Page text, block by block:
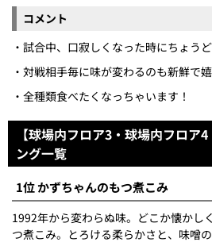
コメント
・試合中、口寂しくなった時にちょうど
・対戦相手毎に味が変わるのも新鮮で嬉
・全種類食べたくなっちゃいます！
【球場内フロア3・球場内フロア
ング一覧
1位 かずちゃんのもつ煮こみ
1992年から変わらぬ味。どこか懐かし
つ煮こみ。とろける柔らかさと、味噌